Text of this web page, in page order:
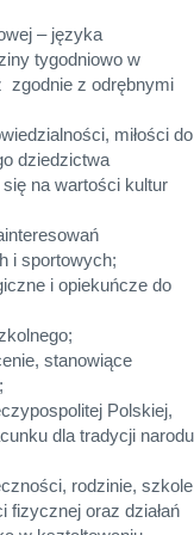
– języka
tygodniowo w
zgodnie z odrębnymi
miłości do
dziedzictwa
na wartości kultur
i sportowych;
i opiekuńcze do
stanowiące
Polskiej,
dla tradycji narodu
rodzinie,
fizycznej oraz działań